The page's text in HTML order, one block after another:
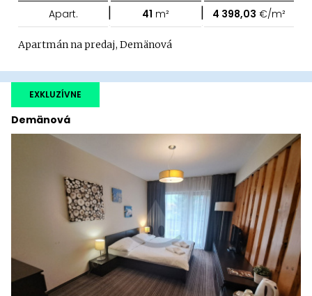
Apart. | 41 m² | 4 398,03 €/m²
Apartmán na predaj, Demänová
Demänová
EXKLUZÍVNE